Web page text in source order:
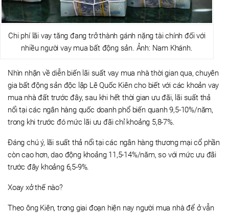
Chi phí lãi vay tăng đang trở thành gánh nặng tài chính đối với
nhiều người vay mua bất động sản. Ảnh: Nam Khánh.
Nhìn nhận về diễn biến lãi suất vay mua nhà thời gian qua, chuyên
gia bất động sản độc lập Lê Quốc Kiên cho biết với các khoản vay
mua nhà đất trước đây, sau khi hết thời gian ưu đãi, lãi suất thả
nổi tại các ngân hàng quốc doanh phổ biến quanh 9,5-10%/năm,
trong khi trước đó mức lãi ưu đãi chỉ khoảng 5,8-7%.
Đáng chú ý, lãi suất thả nổi tại các ngân hàng thương mại cổ phần
còn cao hơn, dao động khoảng 11,5-14%/năm, so với mức ưu đãi
trước đây khoảng 6,5-9%.
Xoay xở thế nào?
Theo ông Kiên, trong giai đoạn hiện nay người mua nhà để ở vẫn